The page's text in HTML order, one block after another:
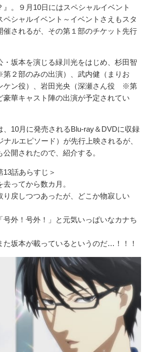
』。９月10日にはスペシャルイベント
ペシャルイベント～イベントさえもスタ
催されるが、その第１部のチケット先行
坂本を演じる緑川光をはじめ、杉田智
２部のみの出演）、武内健（まりお
ケン役）、岩田光央（深瀬さん役 ※第
豪華キャスト陣の出演が予定されてい
10月に発売されるBlu-ray＆DVDに収録
ナルエピソード）が先行上映されるが、
開されたので、紹介する。
13話あらすじ＞
ってから数カ月。
り戻しつつあったが、どこか物寂しい
号外！号外！」と元気いっぱいなカナち
た坂本が載っているというのだ…！！！